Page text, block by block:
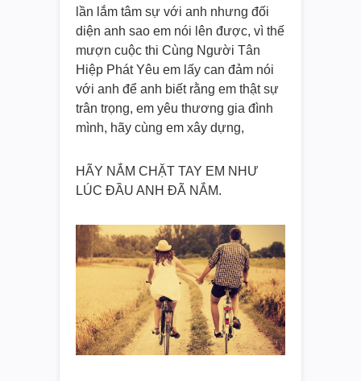
lần lắm tâm sự với anh nhưng đối
diện anh sao em nói lên được, vì thế
mượn cuộc thi Cùng Người Tân
Hiệp Phát Yêu em lấy can đảm nói
với anh để anh biết rằng em thật sự
trân trọng, em yêu thương gia đình
mình, hãy cùng em xây dựng,
HÃY NẮM CHẶT TAY EM NHƯ
LÚC ĐẦU ANH ĐÃ NẮM.